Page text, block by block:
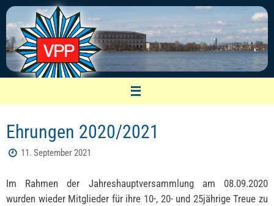
Zum
Inhalt
springen
Vereinigung pensionierter Polizeibeamter
Ehrungen 2020/2021
11. September 2021
Im Rahmen der Jahreshauptversammlung am 08.09.2020
wurden wieder Mitglieder für ihre 10-, 20- und 25jährige Treue zu